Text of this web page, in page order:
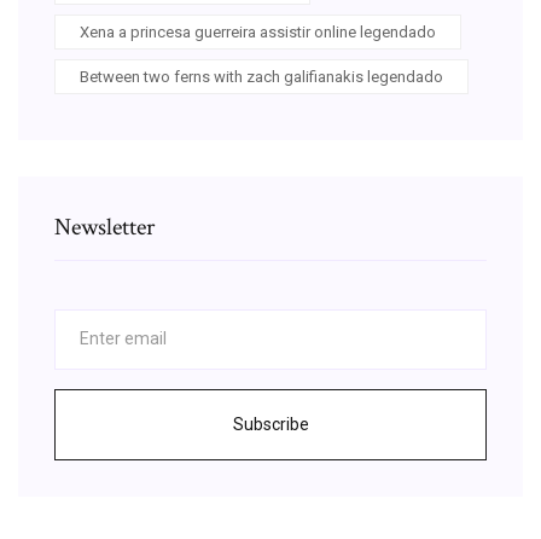
Xena a princesa guerreira assistir online legendado
Between two ferns with zach galifianakis legendado
Newsletter
Subscribe